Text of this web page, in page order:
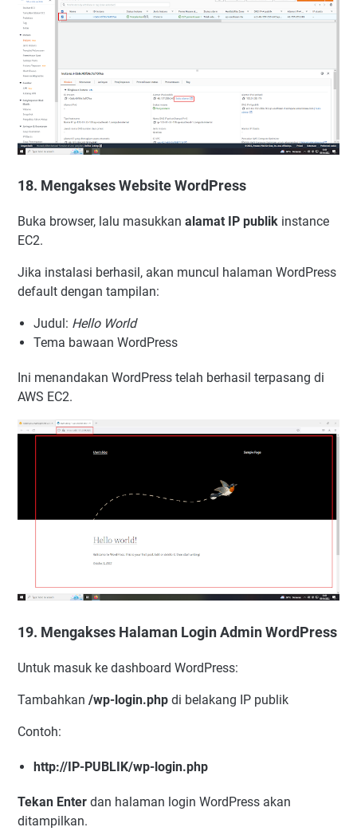
18. Mengakses Website WordPress
Buka browser, lalu masukkan alamat IP publik instance
EC2.
Jika instalasi berhasil, akan muncul halaman WordPress
default dengan tampilan:
Judul: Hello World
Tema bawaan WordPress
Ini menandakan WordPress telah berhasil terpasang di
AWS EC2.
19. Mengakses Halaman Login Admin WordPress
Untuk masuk ke dashboard WordPress:
Tambahkan /wp-login.php di belakang IP publik
Contoh:
http://IP-PUBLIK/wp-login.php
Tekan Enter dan halaman login WordPress akan
ditampilkan.